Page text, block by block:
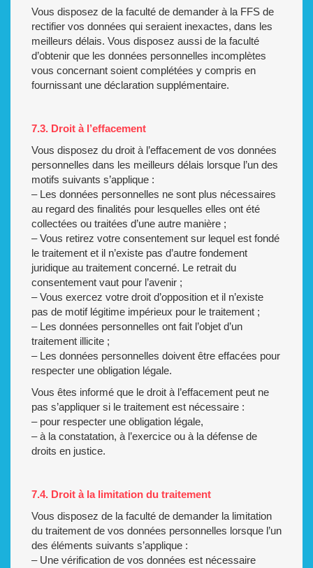
Vous disposez de la faculté de demander à la FFS de
rectifier vos données qui seraient inexactes, dans les
meilleurs délais. Vous disposez aussi de la faculté
d’obtenir que les données personnelles incomplètes
vous concernant soient complétées y compris en
fournissant une déclaration supplémentaire.
7.3. Droit à l’effacement
Vous disposez du droit à l’effacement de vos données
personnelles dans les meilleurs délais lorsque l’un des
motifs suivants s’applique :
– Les données personnelles ne sont plus nécessaires
au regard des finalités pour lesquelles elles ont été
collectées ou traitées d’une autre manière ;
– Vous retirez votre consentement sur lequel est fondé
le traitement et il n’existe pas d’autre fondement
juridique au traitement concerné. Le retrait du
consentement vaut pour l’avenir ;
– Vous exercez votre droit d’opposition et il n’existe
pas de motif légitime impérieux pour le traitement ;
– Les données personnelles ont fait l’objet d’un
traitement illicite ;
– Les données personnelles doivent être effacées pour
respecter une obligation légale.
Vous êtes informé que le droit à l’effacement peut ne
pas s’appliquer si le traitement est nécessaire :
– pour respecter une obligation légale,
– à la constatation, à l’exercice ou à la défense de
droits en justice.
7.4. Droit à la limitation du traitement
Vous disposez de la faculté de demander la limitation
du traitement de vos données personnelles lorsque l’un
des éléments suivants s’applique :
– Une vérification de vos données est nécessaire